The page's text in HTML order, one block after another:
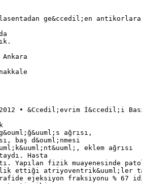
ge&ccedil;en
• &Ccedil;evrim İ&ccedil;i
ağrısı,
baş d&ouml;nmesi
eklem ağrısı
Hasta
Yapılan fizik muayenesinde
ettiği atriyoventrik&uuml;ler
ejeksiyon fraksiyonu %